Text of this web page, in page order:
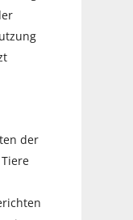
der